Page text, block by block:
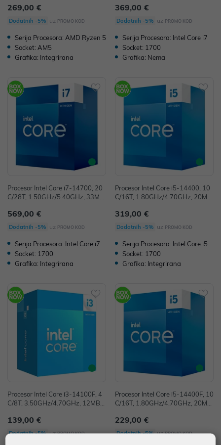
OF
269,00 €
Dodatnih -5% uz PROMO KOD
Serija Procesora: AMD Ryzen 5
Socket: AM5
Grafika: Integrirana
369,00 €
Dodatnih -5% uz PROMO KOD
Serija Procesora: Intel Core i7
Socket: 1700
Grafika: Nema
Procesor Intel Core i7-14700, 20
C/28T, 1.50GHz/5.40GHz, 33MB,
569,00 €
Dodatnih -5% uz PROMO KOD
Serija Procesora: Intel Core i7
Socket: 1700
Grafika: Integrirana
Procesor Intel Core i5-14400, 10
C/16T, 1.80GHz/4.70GHz, 20MB,
319,00 €
Dodatnih -5% uz PROMO KOD
Serija Procesora: Intel Core i5
Socket: 1700
Grafika: Integrirana
Procesor Intel Core i3-14100F, 4
C/8T, 3.50GHz/4.70GHz, 12MB,
139,00 €
Dodatnih -5% uz PROMO KOD
Procesor Intel Core i5-14400F, 10
C/16T, 1.80GHz/4.70GHz, 20MB,
229,00 €
Dodatnih -5% uz PROMO KOD